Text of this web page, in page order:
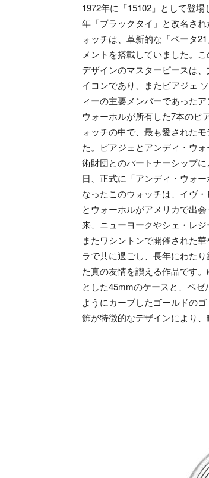
1972年に「15102」として登場
年「ブラックタイ」と改名され
ォッチは、革新的な「ベータ
メントを搭載していました。
デザインのマスターピースは
イコンであり、またピアジェ
ィーの主要メンバーであったア
ウォーホルが所有した7本のピ
ォッチの中で、最も愛されたモ
た。ピアジェとアンディ・ウ
術財団とのパートナーシップに
日、正式に「アンディ・ウォー
なったこのウォッチは、イヴ・
とウォーホルがアメリカで出会
来、ニューヨークやシェ・レジ
またワシントンで開催された
ラで共に過ごし、長年にわたり
た真の友情を讃える作品です。
とした45mmのケースと、ベゼ
ようにカーブしたゴールドの
飾が特徴的なデザインにより